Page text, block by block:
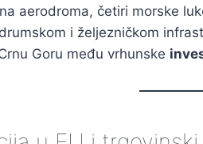
aerodroma, četiri morske
i željezničkom
Goru među vrhunske